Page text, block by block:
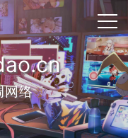
网络